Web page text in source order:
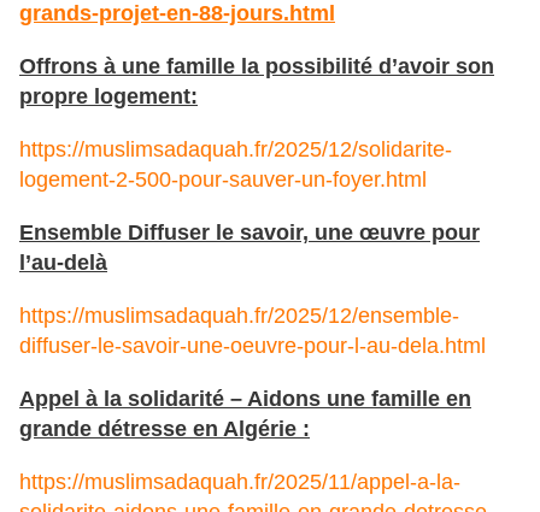
grands-projet-en-88-jours.html
Offrons à une famille la possibilité d’avoir son
propre logement:
https://muslimsadaquah.fr/2025/12/solidarite-
logement-2-500-pour-sauver-un-foyer.html
Ensemble Diffuser le savoir, une œuvre pour
l’au-delà
https://muslimsadaquah.fr/2025/12/ensemble-
diffuser-le-savoir-une-oeuvre-pour-l-au-dela.html
Appel à la solidarité – Aidons une famille en
grande détresse en Algérie :
https://muslimsadaquah.fr/2025/11/appel-a-la-